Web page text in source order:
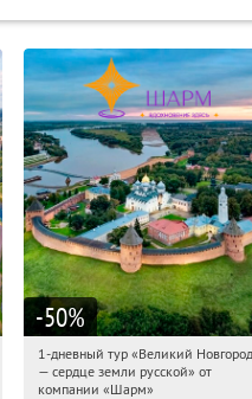
-50%
04:05:42 Купили:
Достоевская
1-дневный тур «Великий Новгород
— сердце земли русской» от
компании «Шарм»